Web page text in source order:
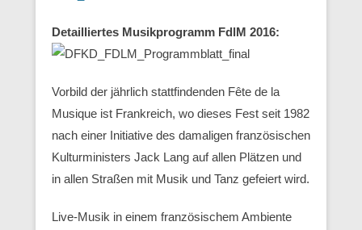
Detailliertes Musikprogramm FdlM 2016:
Vorbild der jährlich stattfindenden Fête de la
Musique ist Frankreich, wo dieses Fest seit 1982
nach einer Initiative des damaligen französischen
Kulturministers Jack Lang auf allen Plätzen und
in allen Straßen mit Musik und Tanz gefeiert wird.
Live-Musik in einem französischem Ambiente